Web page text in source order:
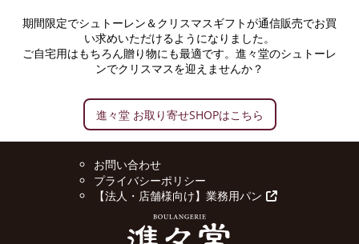
期間限定でシュトーレン＆クリスマスギフトが通信販売でお買
い求めいただけるようになりました。
ご自宅用はもちろん贈り物にも最適です。進々堂のシュトーレ
ンでクリスマスを迎えませんか？
進々堂 お取り寄せSHOPはこちら
お問い合わせ
プライバシーポリシー
【法人・店舗様向け】業務用パン